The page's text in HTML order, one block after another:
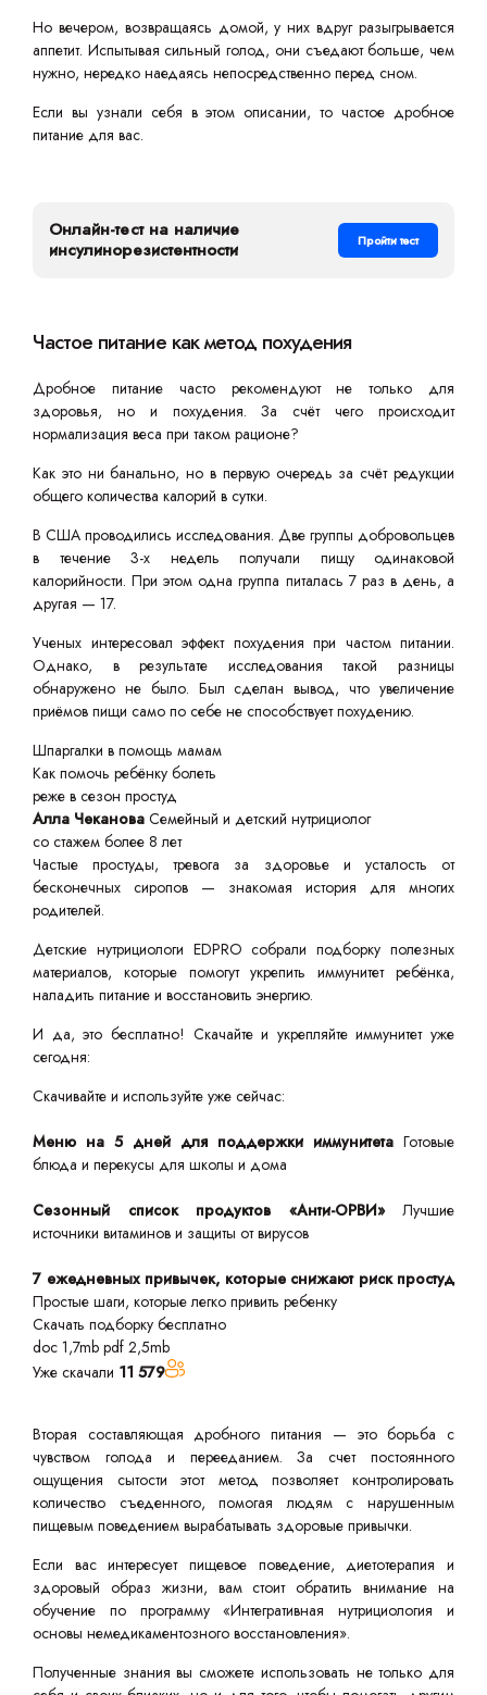
Но вечером, возвращаясь домой, у них вдруг разыгрывается
аппетит. Испытывая сильный голод, они съедают больше, чем
нужно, нередко наедаясь непосредственно перед сном.
Если вы узнали себя в этом описании, то частое дробное
питание для вас.
Онлайн-тест на наличие
инсулинорезистентности
Пройти тест
Частое питание как метод похудения
Дробное питание часто рекомендуют не только для
здоровья, но и похудения. За счёт чего происходит
нормализация веса при таком рационе?
Как это ни банально, но в первую очередь за счёт редукции
общего количества калорий в сутки.
В США проводились исследования. Две группы добровольцев
в течение 3-х недель получали пищу одинаковой
калорийности. При этом одна группа питалась 7 раз в день, а
другая — 17.
Ученых интересовал эффект похудения при частом питании.
Однако, в результате исследования такой разницы
обнаружено не было. Был сделан вывод, что увеличение
приёмов пищи само по себе не способствует похудению.
Шпаргалки в помощь мамам
Как помочь ребёнку болеть
реже в сезон простуд
Алла Чеканова Семейный и детский нутрициолог
со стажем более 8 лет
Частые простуды, тревога за здоровье и усталость от
бесконечных сиропов — знакомая история для многих
родителей.
Детские нутрициологи EDPRO собрали подборку полезных
материалов, которые помогут укрепить иммунитет ребёнка,
наладить питание и восстановить энергию.
И да, это бесплатно! Скачайте и укрепляйте иммунитет уже
сегодня:
Скачивайте и используйте уже сейчас:
Меню на 5 дней для поддержки иммунитета Готовые
блюда и перекусы для школы и дома
Сезонный список продуктов «Анти-ОРВИ»
Лучшие
источники витаминов и защиты от вирусов
7 ежедневных привычек, которые снижают риск простуд
Простые шаги, которые легко привить ребенку
Скачать подборку бесплатно
doc 1,7mb pdf 2,5mb
Уже скачали 11 579
Вторая составляющая дробного питания — это борьба с
чувством голода и перееданием. За счет постоянного
ощущения сытости этот метод позволяет контролировать
количество съеденного, помогая людям с нарушенным
пищевым поведением вырабатывать здоровые привычки.
Если вас интересует пищевое поведение, диетотерапия и
здоровый образ жизни, вам стоит обратить внимание на
обучение по программу «Интегративная нутрициология и
основы немедикаментозного восстановления».
Полученные знания вы сможете использовать не только для